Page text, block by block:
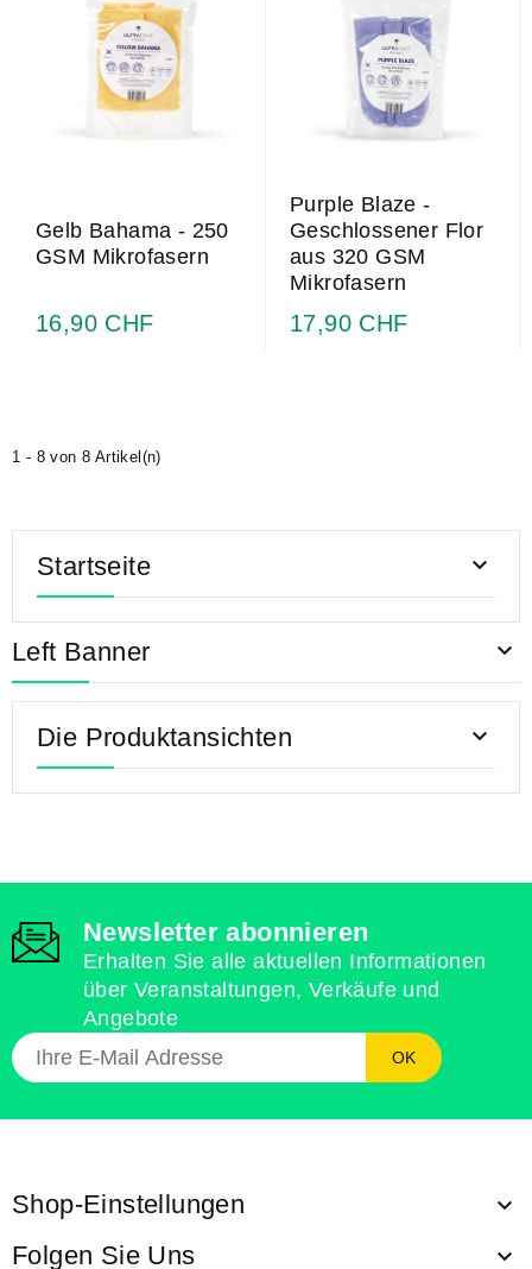
Gelb Bahama - 250
GSM Mikrofasern
16,90 CHF
Purple Blaze -
Geschlossener Flor
aus 320 GSM
Mikrofasern
17,90 CHF
1 - 8 von 8 Artikel(n)
Startseite 
Left Banner 
Die Produktansichten 
Newsletter abonnieren
Erhalten Sie alle aktuellen Informationen
über Veranstaltungen, Verkäufe und
Angebote
Shop-Einstellungen 
Folgen Sie Uns 